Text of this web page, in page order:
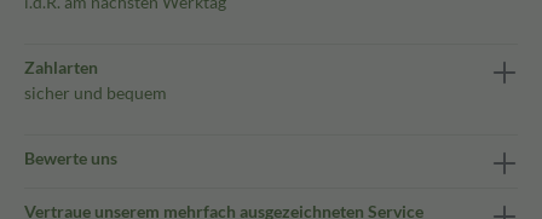
Zahlarten
sicher und bequem
Bewerte uns
Vertraue unserem mehrfach ausgezeichneten Service